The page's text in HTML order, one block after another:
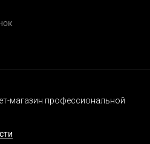
магазин профессиональной